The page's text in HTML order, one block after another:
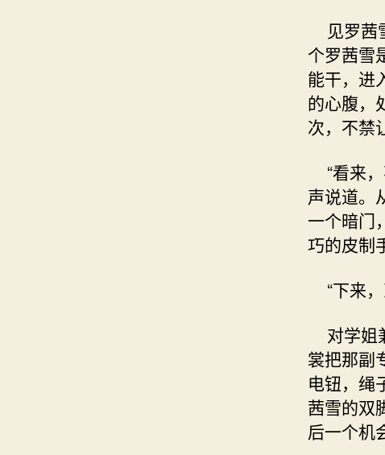
见罗茜
个罗茜雪
能干，进
的心腹，
次，不禁
“看来
声说道。
一个暗门
巧的皮制
“下来，
对学姐
裳把那副
电钮，绳
茜雪的双
后一个机